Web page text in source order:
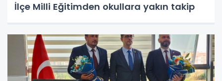
İlçe Milli Eğitimden okullara yakın takip